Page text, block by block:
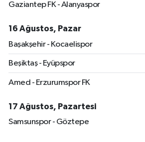
Gaziantep FK - Alanyaspor
16 Ağustos, Pazar
Başakşehir - Kocaelispor
Beşiktaş - Eyüpspor
Amed - Erzurumspor FK
17 Ağustos, Pazartesi
Samsunspor - Göztepe